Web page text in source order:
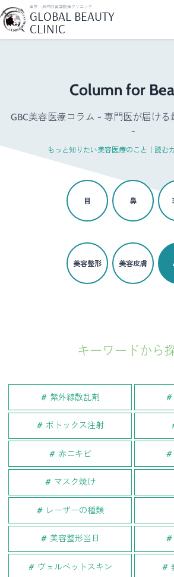
東京・麻布の美容医療クリニック
GLOBAL BEAUTY
CLINIC
Column for
GBC美容医療コラム - 専門医が届け
-
もっと知りたい美容医療のこと｜読む
目 鼻
美容整形 美容皮膚
キーワードから
紫外線散乱剤
ボトックス注射
赤ニキビ
マスク焼け
レーザーの種類
美容整形当日
ヴェルベットスキン